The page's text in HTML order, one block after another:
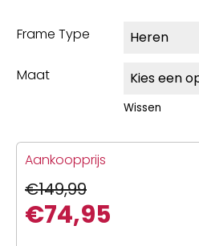
Frame Type
Maat
Wissen
Aankoopprijs
€149,99
€74,95